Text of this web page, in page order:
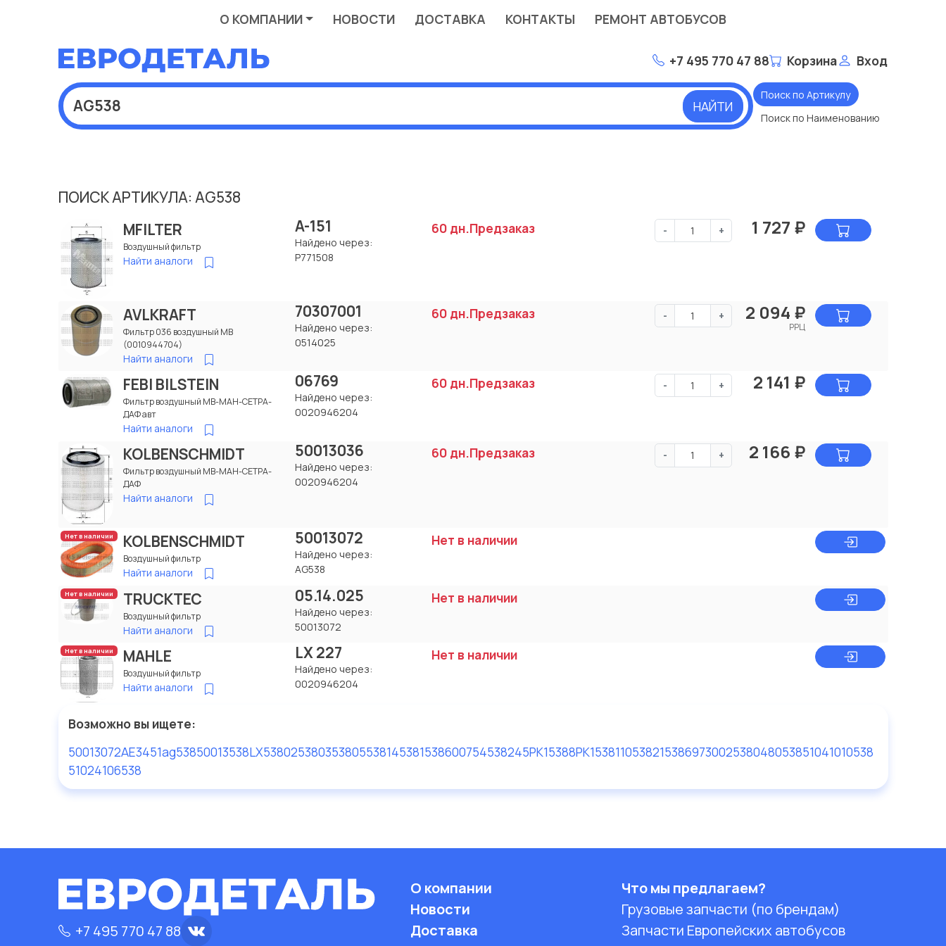
О КОМПАНИИ НОВОСТИ ДОСТАВКА КОНТАКТЫ РЕМОНТ АВТОБУСОВ
+7 495 770 47 88 Корзина Вход
НАЙТИ
Поиск по Артикулу
Поиск по Наименованию
ПОИСК АРТИКУЛА: AG538
MFILTER
Воздушный фильтр
Найти аналоги
A-151
Найдено через:
P771508
60 дн.Предзаказ - + 1 727 ₽
AVLKRAFT
Фильтр 036 воздушный МВ
(0010944704)
Найти аналоги
70307001
Найдено через:
0514025
60 дн.Предзаказ - + 2 094 ₽
РРЦ
FEBI BILSTEIN
Фильтр воздушный МВ-МАН-СЕТРА-
ДАФ авт
Найти аналоги
06769
Найдено через:
0020946204
60 дн.Предзаказ - + 2 141 ₽
KOLBENSCHMIDT
Фильтр воздушный МВ-МАН-СЕТРА-
ДАФ
Найти аналоги
50013036
Найдено через:
0020946204
60 дн.Предзаказ - + 2 166 ₽
Нет в наличии KOLBENSCHMIDT
Воздушный фильтр
Найти аналоги
50013072
Найдено через:
AG538
Нет в наличии
Нет в наличии TRUCKTEC
Воздушный фильтр
Найти аналоги
05.14.025
Найдено через:
50013072
Нет в наличии
Нет в наличии MAHLE
Воздушный фильтр
Найти аналоги
LX 227
Найдено через:
0020946204
Нет в наличии
Возможно вы ищете:
50013072AE3451ag53850013538LX538025380353805538145381538600754538245PK15388PK1538110538215386973002538048053851041010538
51024106538
+7 495 770 47 88
О компании
Новости
Доставка
Что мы предлагаем?
Грузовые запчасти (по брендам)
Запчасти Европейских автобусов